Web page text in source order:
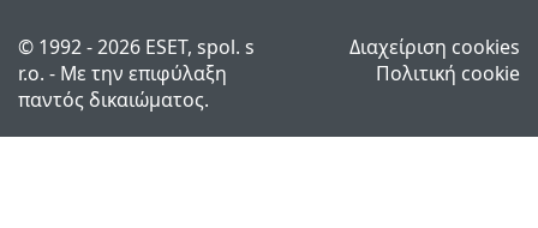
© 1992 - 2026 ESET, spol. s
r.o. - Με την επιφύλαξη
παντός δικαιώματος.
Διαχείριση cookies
Πολιτική cookie